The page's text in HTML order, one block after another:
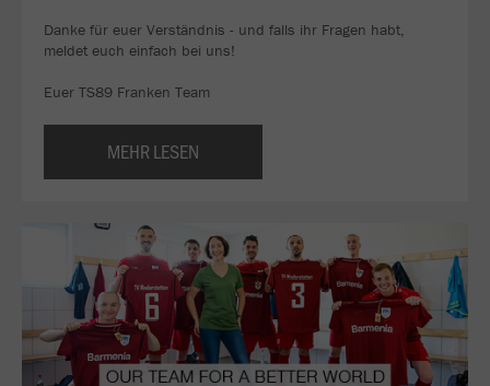
Danke für euer Verständnis - und falls ihr Fragen habt,
meldet euch einfach bei uns!
Euer TS89 Franken Team
MEHR LESEN